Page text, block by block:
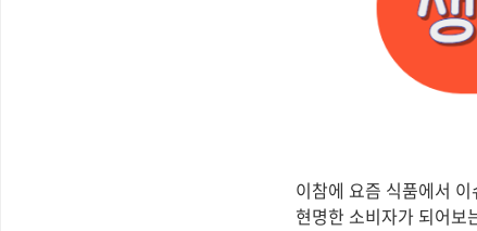
이참에 요즘 식품에서
현명한 소비자가 되어보